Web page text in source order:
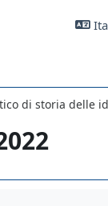
di storia delle